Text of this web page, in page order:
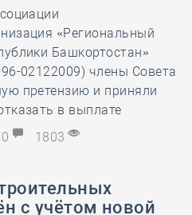
«Региональный
Башкортостан»
02122009) члены Совета
претензию и приняли
в выплате
0 1803
с учётом новой